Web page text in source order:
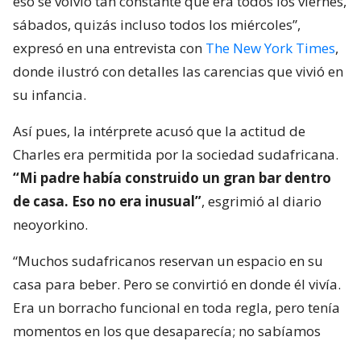
sábados, quizás incluso todos los miércoles”,
expresó en una entrevista con The New York Times,
donde ilustró con detalles las carencias que vivió en
su infancia.
Así pues, la intérprete acusó que la actitud de
Charles era permitida por la sociedad sudafricana.
“Mi padre había construido un gran bar dentro
de casa. Eso no era inusual”, esgrimió al diario
neoyorkino.
“Muchos sudafricanos reservan un espacio en su
casa para beber. Pero se convirtió en donde él vivía.
Era un borracho funcional en toda regla, pero tenía
momentos en los que desaparecía; no sabíamos